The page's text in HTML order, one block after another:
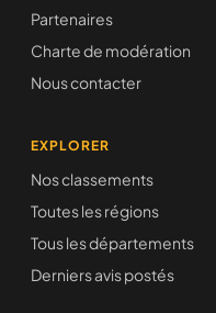
Partenaires
Charte de modération
Nous contacter
EXPLORER
Nos classements
Toutes les régions
Tous les départements
Derniers avis postés